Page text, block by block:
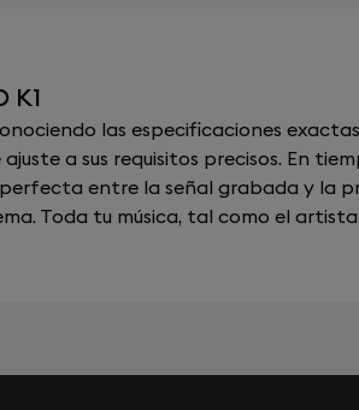
K1
las especificaciones
a sus requisitos precisos. En
entre la señal grabada y la
Toda tu música, tal como el